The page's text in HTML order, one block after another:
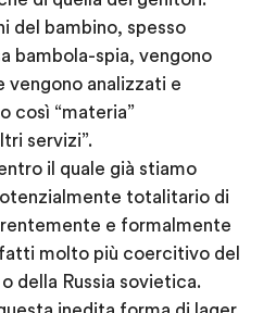
del bambino, spesso
bambola-spia, vengono
analizzati e
così “materia”
servizi”.
il quale già stiamo
totalitario di
e formalmente
molto più coercitivo del
della Russia sovietica.